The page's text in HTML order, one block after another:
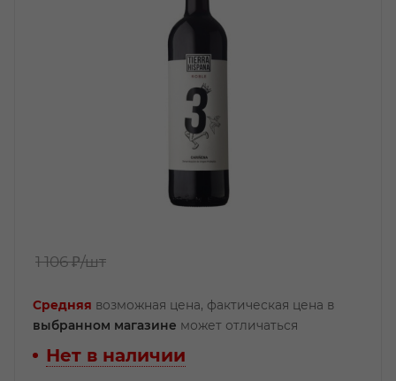
1 106 ₽/шт
Средняя возможная цена, фактическая цена в
выбранном магазине может отличаться
Нет в наличии